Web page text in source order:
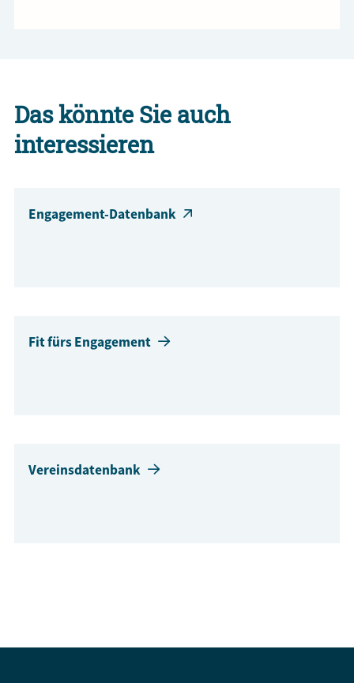
Das könnte Sie auch
interessieren
Engagement-Datenbank
Fit fürs Engagement
Vereinsdatenbank